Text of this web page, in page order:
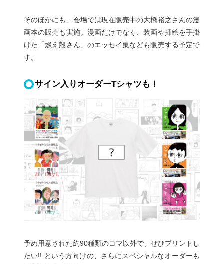
そのほかにも、会場では現在販売中の大橋裕之さんの漫
画本の販売も実施。漫画だけでなく、装画や挿絵を手掛
けた「燃え殻さん」のエッセイ集なども販売する予定で
す。
サイン入りオーダーTシャツも！
予め用意された約90種類のコマ以外で、ぜひプリントし
たい!! という方向けの、さらにスペシャルなオーダーも